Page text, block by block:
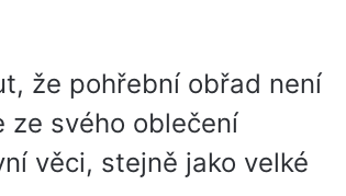
že pohřební obřad není
ze svého oblečení
věci, stejně jako velké